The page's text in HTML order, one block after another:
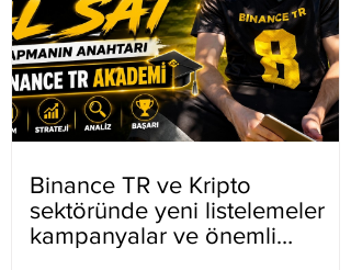
Binance TR ve Kripto
sektöründe yeni listelemeler
kampanyalar ve önemli